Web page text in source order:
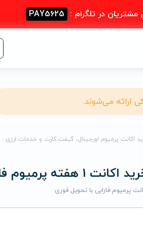
مشتریان در تلگرام : PAY5625
ارائه می‌شوند.
اکانت پرمیوم اورجینال، گیفت کارت و خدمات ارزی
اکانت 1 هفته پرمیوم فارابی
پرمیوم فارابی با تحویل فوری